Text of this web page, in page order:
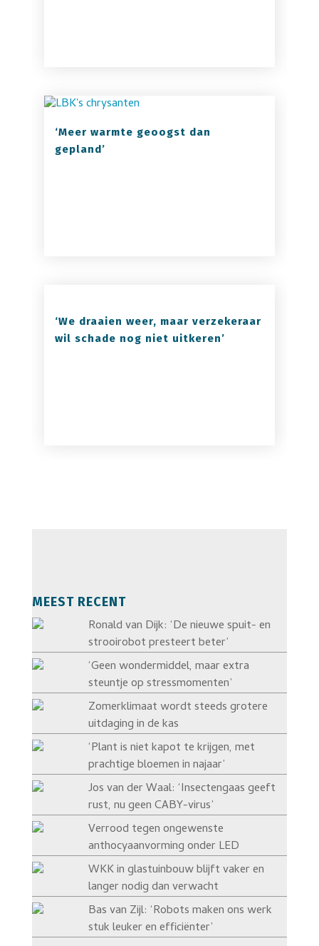
‘Meer warmte geoogst dan
gepland’
‘We draaien weer, maar verzekeraar
wil schade nog niet uitkeren’
MEEST RECENT
Ronald van Dijk: ‘De nieuwe spuit- en
strooirobot presteert beter’
‘Geen wondermiddel, maar extra
steuntje op stressmomenten’
Zomerklimaat wordt steeds grotere
uitdaging in de kas
‘Plant is niet kapot te krijgen, met
prachtige bloemen in najaar’
Jos van der Waal: ‘Insectengaas geeft
rust, nu geen CABY-virus’
Verrood tegen ongewenste
anthocyaanvorming onder LED
WKK in glastuinbouw blijft vaker en
langer nodig dan verwacht
Bas van Zijl: ‘Robots maken ons werk
stuk leuker en efficiënter’